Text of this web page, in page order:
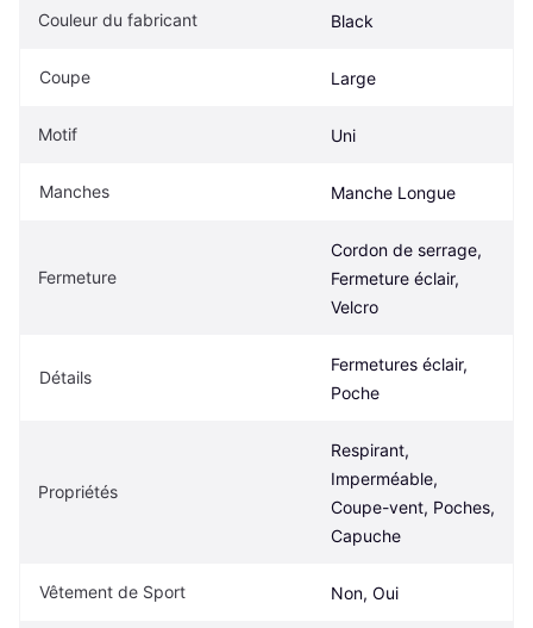
Couleur du fabricant Black
Coupe Large
Motif Uni
Manches Manche Longue
Fermeture
Cordon de serrage,
Fermeture éclair,
Velcro
Détails
Fermetures éclair,
Poche
Propriétés
Respirant,
Imperméable,
Coupe-vent, Poches,
Capuche
Vêtement de Sport Non, Oui